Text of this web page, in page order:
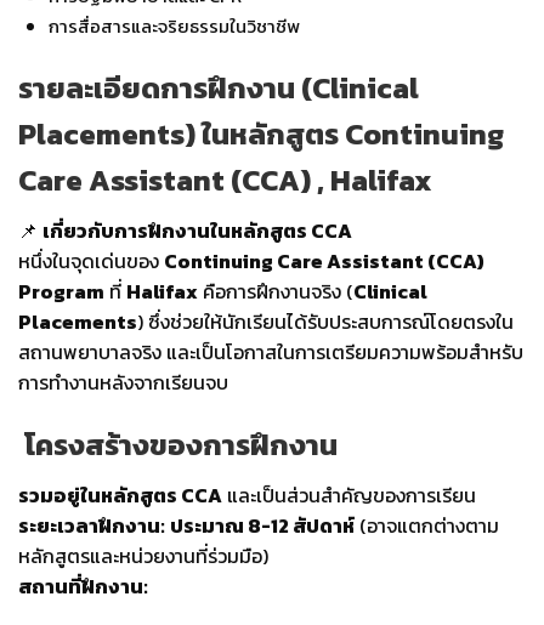
การสื่อสารและจริยธรรมในวิชาชีพ
รายละเอียดการฝึกงาน (Clinical
Placements) ในหลักสูตร Continuing
Care Assistant (CCA) , Halifax
📌 เกี่ยวกับการฝึกงานในหลักสูตร CCA
หนึ่งในจุดเด่นของ Continuing Care Assistant (CCA)
Program ที่ Halifax คือการฝึกงานจริง (Clinical
Placements) ซึ่งช่วยให้นักเรียนได้รับประสบการณ์โดยตรงใน
สถานพยาบาลจริง และเป็นโอกาสในการเตรียมความพร้อมสำหรับ
การทำงานหลังจากเรียนจบ
โครงสร้างของการฝึกงาน
รวมอยู่ในหลักสูตร CCA และเป็นส่วนสำคัญของการเรียน
ระยะเวลาฝึกงาน: ประมาณ 8-12 สัปดาห์ (อาจแตกต่างตาม
หลักสูตรและหน่วยงานที่ร่วมมือ)
สถานที่ฝึกงาน: